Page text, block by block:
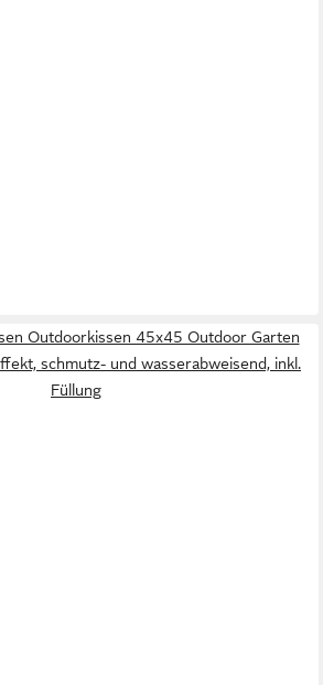
Outdoorkissen 45x45 Outdoor Garten
schmutz- und wasserabweisend, inkl.
Füllung